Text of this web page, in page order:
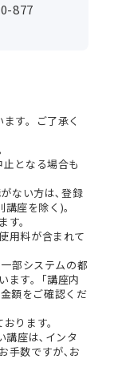
877
す。ご了承く
となる場合も
ない方は､登録
座を除く)。
。
用料が含まれて
部システムの都
ます。｢講座内
額をご確認くだ
ります。
講座は､インタ
手数ですが､お